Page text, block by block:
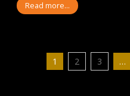
Read more...
1 2 3 …